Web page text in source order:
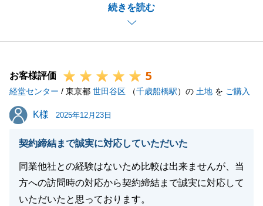
続きを読む
色々と早急にご対応いただきましてありがとうござい
ご不明な点などございましたらご連絡くださいませ。
閉じる
お客様評価 5
経堂センター / 東京都 世田谷区 （千歳船橋駅）の 土地 を ご購入
K様
K様 2025年12月23日
契約締結まで誠実に対応していただいた
同業他社との経験はないため比較は出来ませんが、当
方への訪問時の対応から契約締結まで誠実に対応して
いただいたと思っております。